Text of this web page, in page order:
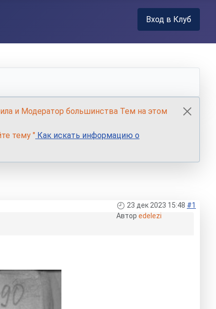
Вход в Клуб
и Модератор большинства Тем на этом
тему " Как искать информацию о
23 дек 2023 15:48 #1
Автор edelezi